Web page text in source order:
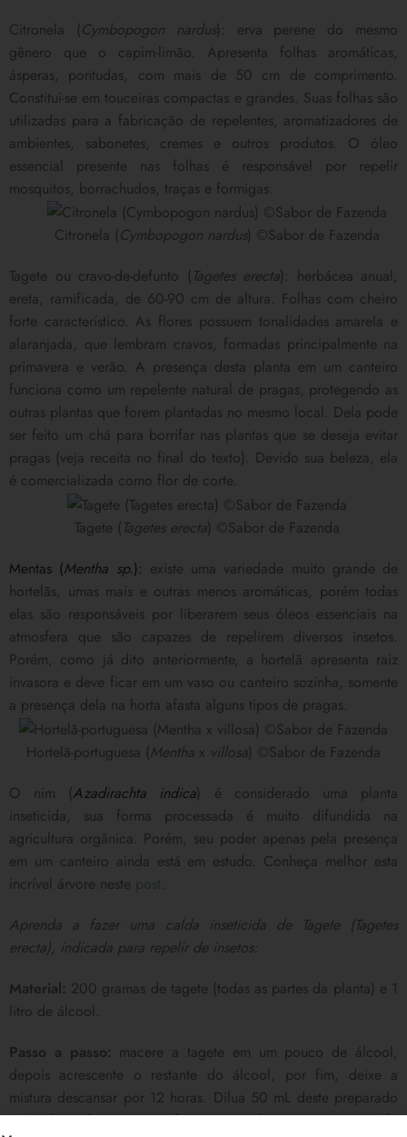
Citronela (Cymbopogon nardus): erva perene do mesmo
gênero que o capim-limão. Apresenta folhas aromáticas,
ásperas, pontudas, com mais de 50 cm de comprimento.
Constitui-se em touceiras compactas e grandes. Suas folhas são
utilizadas para a fabricação de repelentes, aromatizadores de
ambientes, sabonetes, cremes e outros produtos. O óleo
essencial presente nas folhas é responsável por repelir
mosquitos, borrachudos, traças e formigas.
Citronela (Cymbopogon nardus) ©Sabor de Fazenda
Tagete ou cravo-de-defunto (Tagetes erecta): herbácea anual,
ereta, ramificada, de 60-90 cm de altura. Folhas com cheiro
forte característico. As flores possuem tonalidades amarela e
alaranjada, que lembram cravos, formadas principalmente na
primavera e verão. A presença desta planta em um canteiro
funciona como um repelente natural de pragas, protegendo as
outras plantas que forem plantadas no mesmo local. Dela pode
ser feito um chá para borrifar nas plantas que se deseja evitar
pragas (veja receita no final do texto). Devido sua beleza, ela
é comercializada como flor de corte.
Tagete (Tagetes erecta) ©Sabor de Fazenda
Mentas (Mentha sp.): existe uma variedade muito grande de
hortelãs, umas mais e outras menos aromáticas, porém todas
elas são responsáveis por liberarem seus óleos essenciais na
atmosfera que são capazes de repelirem diversos insetos.
Porém, como já dito anteriormente, a hortelã apresenta raiz
invasora e deve ficar em um vaso ou canteiro sozinha, somente
a presença dela na horta afasta alguns tipos de pragas.
Hortelã-portuguesa (Mentha x villosa) ©Sabor de Fazenda
O nim (Azadirachta indica) é considerado uma planta
inseticida, sua forma processada é muito difundida na
agricultura orgânica. Porém, seu poder apenas pela presença
em um canteiro ainda está em estudo. Conheça melhor esta
incrível árvore neste post.
Aprenda a fazer uma calda inseticida de Tagete (Tagetes
erecta), indicada para repelir de insetos:
Material: 200 gramas de tagete (todas as partes da planta) e 1
litro de álcool.
Passo a passo: macere a tagete em um pouco de álcool,
depois acrescente o restante do álcool, por fim, deixe a
mistura descansar por 12 horas. Dilua 50 mL deste preparado
em 1 litro de água e pulverize nas plantas. O restante do